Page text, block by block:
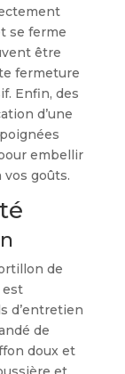
se ferme
être
fermeture
Enfin, des
d’une
embellir
goûts.
de
est
d’entretien
de
doux et